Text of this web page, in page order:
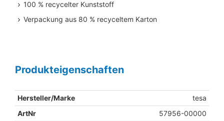
100 % recycelter Kunststoff
Verpackung aus 80 % recyceltem Karton
Produkteigenschaften
Hersteller/Marke
tesa
ArtNr
57956-00000